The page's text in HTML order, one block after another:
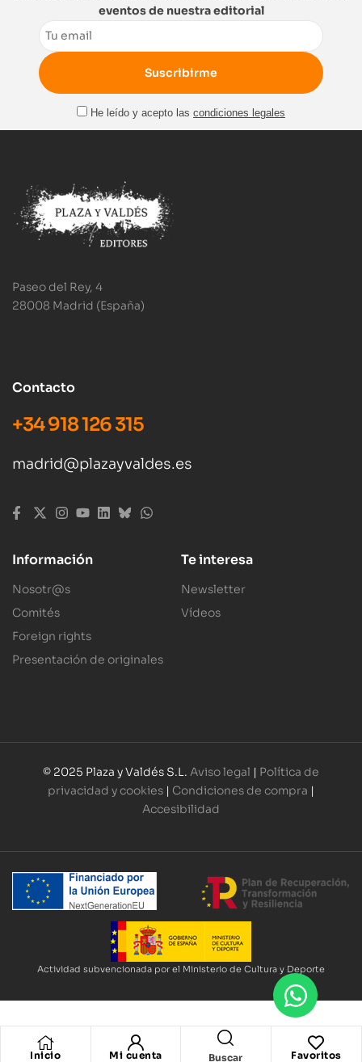
Inicio Mi cuenta Buscar Favoritos
eventos de nuestra editorial
Email
He leído y acepto las condiciones legales
Paseo del Rey, 4
28008 Madrid (España)
Contacto
+34 918 126 315
madrid@plazayvaldes.es
Información
Nosotr@s
Comités
Foreign rights
Presentación de originales
Te interesa
Newsletter
Vídeos
© 2025 Plaza y Valdés S.L. Aviso legal | Política de
privacidad y cookies | Condiciones de compra |
Accesibilidad
Actividad subvencionada por el Ministerio de Cultura y Deporte